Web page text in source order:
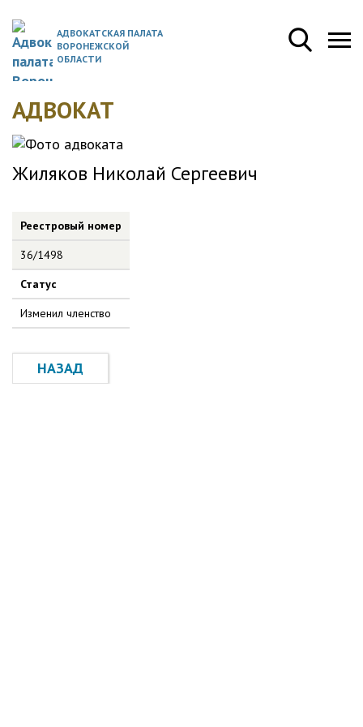
АДВОКАТСКАЯ ПАЛАТА
ВОРОНЕЖСКОЙ
ОБЛАСТИ
АДВОКАТ
Жиляков Николай Сергеевич
Реестровый номер
36/1498
Статус
Изменил членство
НАЗАД